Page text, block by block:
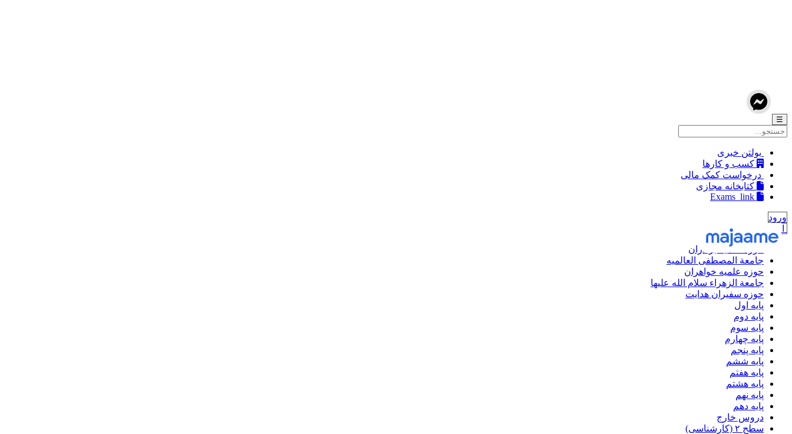
☰
بولتن خبری
کسب و کارها
درخواست کمک مالی
کتابخانه مجازی
Exams_link
ورود
حوزه علمیه برادران
جامعة المصطفی العالمیه
حوزه علمیه خواهران
جامعة الزهراء سلام الله علیها
حوزه سفیران هدایت
پایه اول
پایه دوم
پایه سوم
پایه چهارم
پایه پنجم
پایه ششم
پایه هفتم
پایه هشتم
پایه نهم
پایه دهم
دروس خارج
سطح ۲ (کارشناسی)